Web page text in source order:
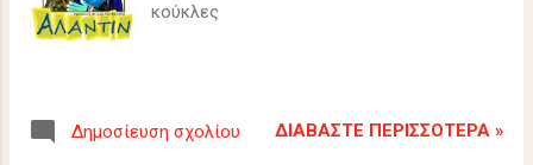
κούκλες
Δημοσίευση σχολίου ΔΙΑΒΆΣΤΕ ΠΕΡΙΣΣΌΤΕΡΑ »